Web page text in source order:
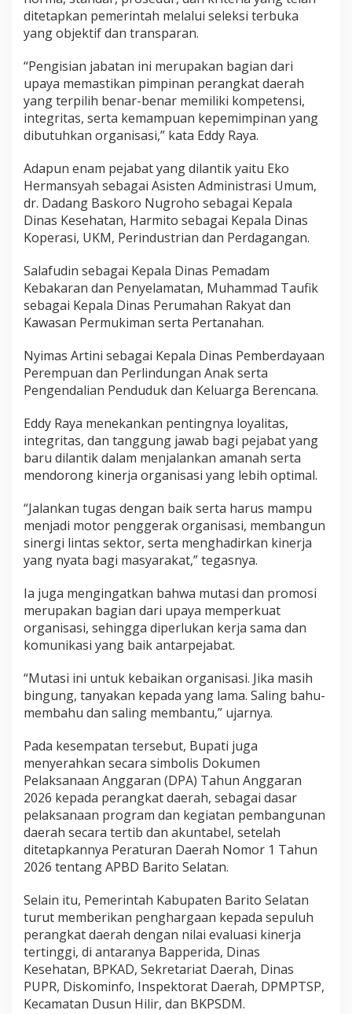
ditetapkan pemerintah melalui seleksi terbuka
yang objektif dan transparan.
“Pengisian jabatan ini merupakan bagian dari
upaya memastikan pimpinan perangkat daerah
yang terpilih benar-benar memiliki kompetensi,
integritas, serta kemampuan kepemimpinan yang
dibutuhkan organisasi,” kata Eddy Raya.
Adapun enam pejabat yang dilantik yaitu Eko
Hermansyah sebagai Asisten Administrasi Umum,
dr. Dadang Baskoro Nugroho sebagai Kepala
Dinas Kesehatan, Harmito sebagai Kepala Dinas
Koperasi, UKM, Perindustrian dan Perdagangan.
Salafudin sebagai Kepala Dinas Pemadam
Kebakaran dan Penyelamatan, Muhammad Taufik
sebagai Kepala Dinas Perumahan Rakyat dan
Kawasan Permukiman serta Pertanahan.
Nyimas Artini sebagai Kepala Dinas Pemberdayaan
Perempuan dan Perlindungan Anak serta
Pengendalian Penduduk dan Keluarga Berencana.
Eddy Raya menekankan pentingnya loyalitas,
integritas, dan tanggung jawab bagi pejabat yang
baru dilantik dalam menjalankan amanah serta
mendorong kinerja organisasi yang lebih optimal.
“Jalankan tugas dengan baik serta harus mampu
menjadi motor penggerak organisasi, membangun
sinergi lintas sektor, serta menghadirkan kinerja
yang nyata bagi masyarakat,” tegasnya.
Ia juga mengingatkan bahwa mutasi dan promosi
merupakan bagian dari upaya memperkuat
organisasi, sehingga diperlukan kerja sama dan
komunikasi yang baik antarpejabat.
“Mutasi ini untuk kebaikan organisasi. Jika masih
bingung, tanyakan kepada yang lama. Saling bahu-
membahu dan saling membantu,” ujarnya.
Pada kesempatan tersebut, Bupati juga
menyerahkan secara simbolis Dokumen
Pelaksanaan Anggaran (DPA) Tahun Anggaran
2026 kepada perangkat daerah, sebagai dasar
pelaksanaan program dan kegiatan pembangunan
daerah secara tertib dan akuntabel, setelah
ditetapkannya Peraturan Daerah Nomor 1 Tahun
2026 tentang APBD Barito Selatan.
Selain itu, Pemerintah Kabupaten Barito Selatan
turut memberikan penghargaan kepada sepuluh
perangkat daerah dengan nilai evaluasi kinerja
tertinggi, di antaranya Bapperida, Dinas
Kesehatan, BPKAD, Sekretariat Daerah, Dinas
PUPR, Diskominfo, Inspektorat Daerah, DPMPTSP,
Kecamatan Dusun Hilir, dan BKPSDM.